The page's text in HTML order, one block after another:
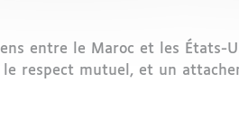
entre le Maroc et les États-
respect mutuel, et un